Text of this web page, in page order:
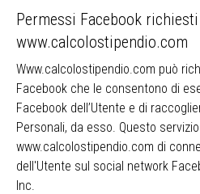
Permessi Facebook
www.calcolostipendio.com
Www.calcolostipendio.com può
Facebook che le consentono di
Facebook dell’Utente e di
Personali, da esso. Questo
www.calcolostipendio.com di
dell'Utente sul social network
Inc.